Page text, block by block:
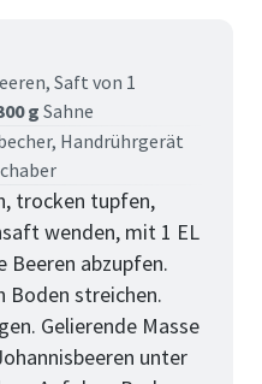
Saft von 1
g Sahne
Handrührgerät
trocken tupfen,
wenden, mit 1 EL
Beeren abzupfen.
Boden streichen.
Gelierende Masse
unter